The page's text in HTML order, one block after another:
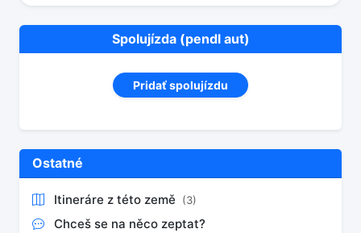
Spolujízda (pendl aut)
Pridať spolujízdu
Ostatné
Itineráre z této země (3)
Chceš se na něco zeptat?